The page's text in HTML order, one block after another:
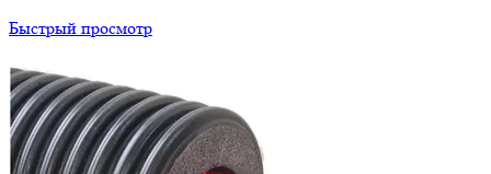
Быстрый просмотр